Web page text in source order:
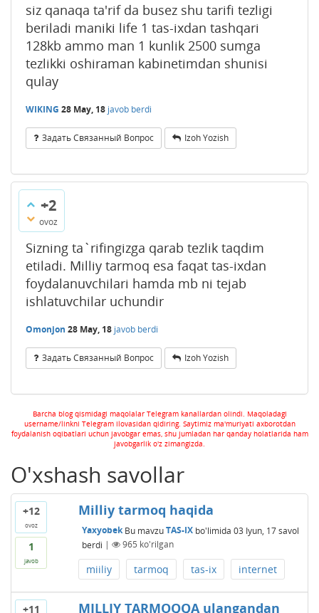
siz qanaqa ta'rif da busez shu tarifi tezligi
beriladi maniki life 1 tas-ixdan tashqari
128kb ammo man 1 kunlik 2500 sumga
tezlikki oshiraman kabinetimdan shunisi
qulay
WIKING 28 May, 18 javob berdi
Задать Связанный Вопрос Izoh Yozish
+2
ovoz
Sizning ta`rifingizga qarab tezlik taqdim
etiladi. Milliy tarmoq esa faqat tas-ixdan
foydalanuvchilari hamda mb ni tejab
ishlatuvchilar uchundir
Omonjon 28 May, 18 javob berdi
Задать Связанный Вопрос Izoh Yozish
Barcha blog qismidagi maqolalar Telegram kanallardan olindi. Maqoladagi
username/linkni Telegram ilovasidan qidiring. Saytimiz ma'muriyati axborotdan
foydalanish oqibatlari uchun javobgar emas, shu jumladan har qanday holatlarida ham
javobgarlik o'z zimangizda.
O'xshash savollar
+12
ovoz
1
javob
Milliy tarmoq haqida
Yaxyobek Bu mavzuTAS-IXbo'limida 03 Iyun, 17 savol
berdi | 965 ko'rilgan
miiliy tarmoq tas-ix internet
+11 MILLIY TARMOQQA ulangandan